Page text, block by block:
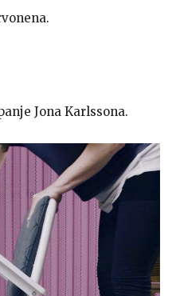
Jona Karlssona.